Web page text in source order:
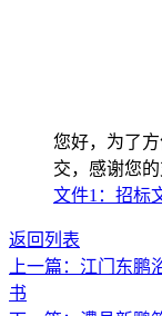
您好，为了
交，感谢您的
文件1：招标
返回列表
上一篇：江门东
书